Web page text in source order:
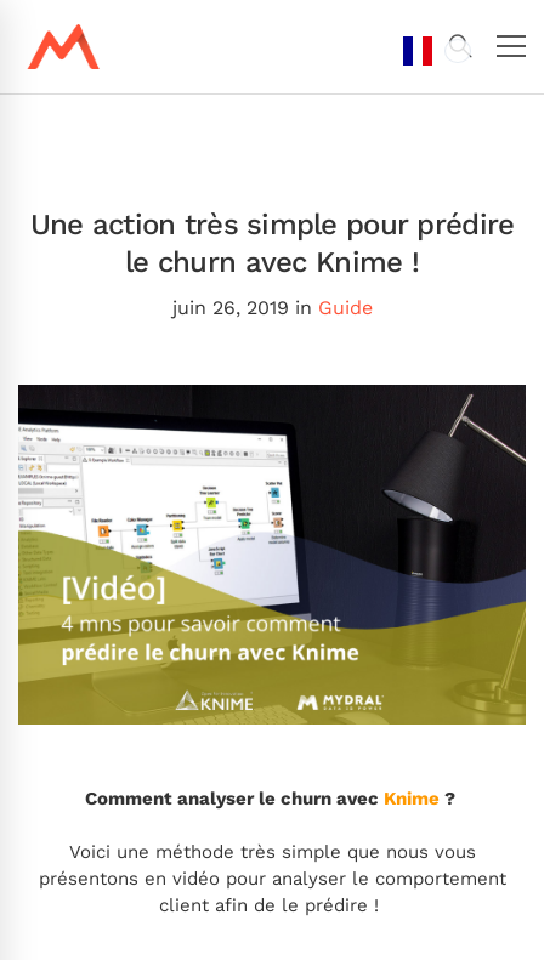
Une action très simple pour prédire
le churn avec Knime !
juin 26, 2019 in Guide
Comment analyser le churn avec Knime ?
Voici une méthode très simple que nous vous
présentons en vidéo pour analyser le comportement
client afin de le prédire !